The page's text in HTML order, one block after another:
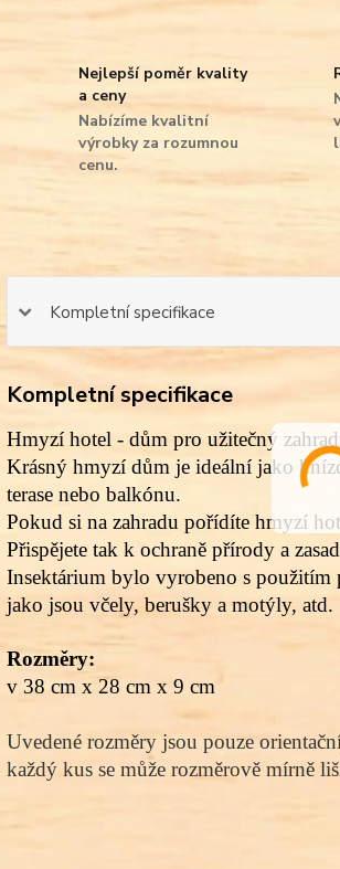
Nejlepší poměr kvality
a ceny
Nabízíme kvalitní
výrobky za rozumnou
cenu.
Kompletní specifikace
Kompletní specifikace
Hmyzí hotel - dům pro užitečný
Krásný hmyzí dům je ideální jako
terase nebo balkónu.
Pokud si na zahradu pořídíte hmyzí
Přispějete tak k ochraně přírody a
Insektárium bylo vyrobeno s použitím
jako jsou včely, berušky a motýly, atd.
Rozměry:
v 38 cm x 28 cm x 9 cm
Uvedené rozměry jsou pouze
každý kus se může rozměrově mírně